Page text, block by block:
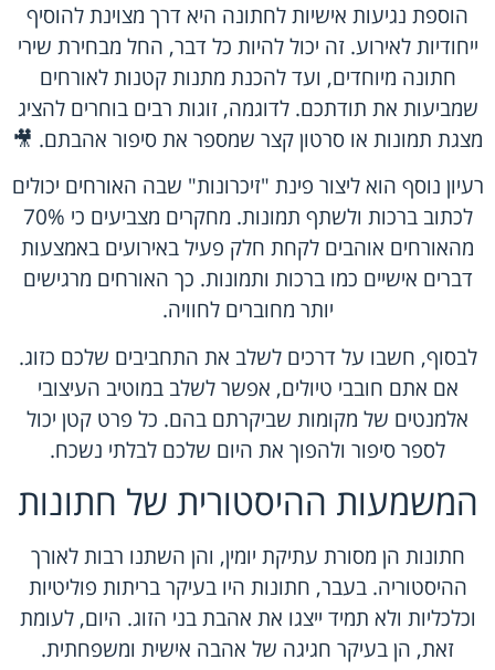
הוספת נגיעות אישיות לחתונה היא דרך מצוינת להוסיף
ייחודיות לאירוע. זה יכול להיות כל דבר, החל מבחירת שירי
חתונה מיוחדים, ועד להכנת מתנות קטנות לאורחים
שמביעות את תודתכם. לדוגמה, זוגות רבים בוחרים להציג
מצגת תמונות או סרטון קצר שמספר את סיפור אהבתם. 🎥
רעיון נוסף הוא ליצור פינת "זיכרונות" שבה האורחים יכולים
לכתוב ברכות ולשתף תמונות. מחקרים מצביעים כי 70%
מהאורחים אוהבים לקחת חלק פעיל באירועים באמצעות
דברים אישיים כמו ברכות ותמונות. כך האורחים מרגישים
יותר מחוברים לחוויה.
לבסוף, חשבו על דרכים לשלב את התחביבים שלכם כזוג.
אם אתם חובבי טיולים, אפשר לשלב במוטיב העיצובי
אלמנטים של מקומות שביקרתם בהם. כל פרט קטן יכול
לספר סיפור ולהפוך את היום שלכם לבלתי נשכח.
המשמעות ההיסטורית של חתונות
חתונות הן מסורת עתיקת יומין, והן השתנו רבות לאורך
ההיסטוריה. בעבר, חתונות היו בעיקר בריתות פוליטיות
וכלכליות ולא תמיד ייצגו את אהבת בני הזוג. היום, לעומת
זאת, הן בעיקר חגיגה של אהבה אישית ומשפחתית.